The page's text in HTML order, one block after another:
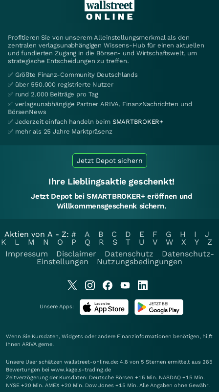
Profitieren Sie von unserem Alleinstellungsmerkmal als den
zentralen verlagsunabhängigen Wissens-Hub für einen aktuellen
und fundierten Zugang in die Börsen- und Wirtschaftswelt, um
strategische Entscheidungen zu treffen.
✅ Größte Finanz-Community Deutschlands
✅ über 550.000 registrierte Nutzer
✅ rund 2.000 Beiträge pro Tag
✅ verlagsunabhängige Partner ARIVA, FinanzNachrichten und
BörsenNews
✅ Jederzeit einfach handeln beim SMARTBROKER+
✅ mehr als 25 Jahre Marktpräsenz
Jetzt Depot sichern
Ihre Lieblingsaktie geschenkt!
Jetzt Depot bei SMARTBROKER+ eröffnen und
Willkommensgeschenk sichern.
Aktien von A - Z: # A B C D E F G H I
J
K
L M N O P Q R S T U V W X Y
Z
Impressum
Disclaimer Datenschutz
Datenschutz-
Einstellungen
Nutzungsbedingungen
Unsere Apps:
Wenn Sie Kursdaten, Widgets oder andere Finanzinformationen benötigen, hilft
Ihnen ARIVA gerne.
Unsere User schätzen wallstreet-online.de: 4.8 von 5 Sternen ermittelt aus 285
Bewertungen bei www.kagels-trading.de
Zeitverzögerung der Kursdaten: Deutsche Börsen +15 Min. NASDAQ +15 Min.
NYSE +20 Min. AMEX +20 Min. Dow Jones +15 Min. Alle Angaben ohne Gewähr.